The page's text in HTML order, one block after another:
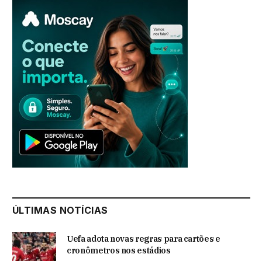
ÚLTIMAS NOTÍCIAS
Uefa adota novas regras para cartões e
cronômetros nos estádios